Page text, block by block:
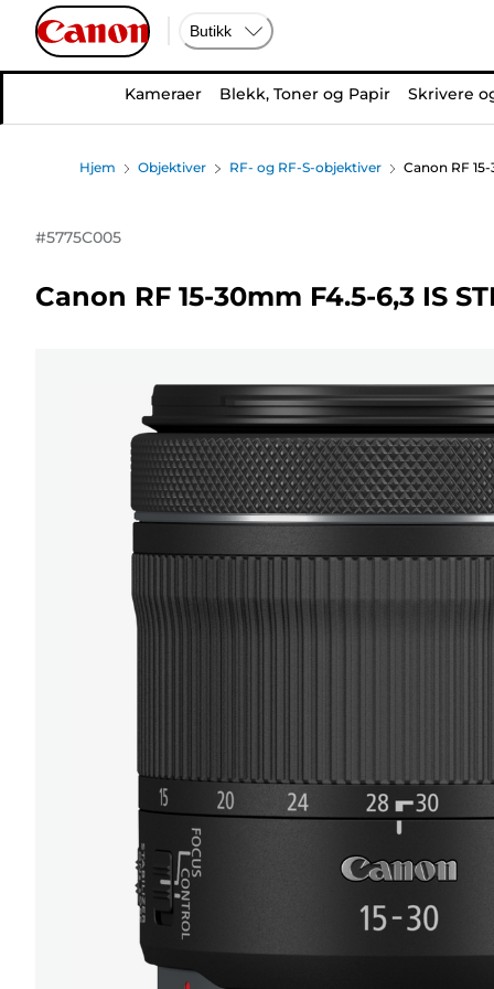
Butikk
Kameraer Blekk, Toner og Papir Skrivere
Hjem Objektiver RF- og RF-S-objektiver Canon RF
#5775C005
Canon RF 15-30mm F4.5-6,3 IS